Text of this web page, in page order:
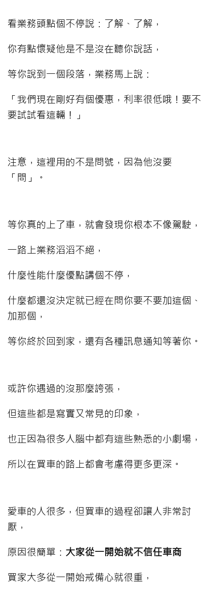
看業務頭點個不停說：了解、了解，
你有點懷疑他是不是沒在聽你說話，
等你說到一個段落，業務馬上說：
「我們現在剛好有個優惠，利率很低哦！要不
要試試看這輛！」
注意，這裡用的不是問號，因為他沒要
「問」。
等你真的上了車，就會發現你根本不像駕駛，
一路上業務滔滔不絕，
什麼性能什麼優點講個不停，
什麼都還沒決定就已經在問你要不要加這個、
加那個，
等你終於回到家，還有各種訊息通知等著你。
或許你遇過的沒那麼誇張，
但這些都是寫實又常見的印象，
也正因為很多人腦中都有這些熟悉的小劇場，
所以在買車的路上都會考慮得更多更深。
愛車的人很多，但買車的過程卻讓人非常討
厭，
原因很簡單： 大家從一開始就不信任車商
買家大多從一開始戒備心就很重，